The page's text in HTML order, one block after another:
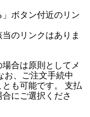
ボタン付近のリン
のリンクはありま
合は原則としてメ
お、ご注文手続中
も可能です。 支払
にご選択くださ